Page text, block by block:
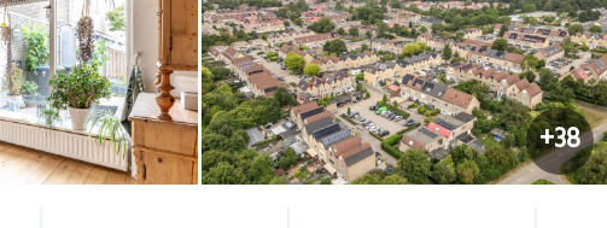
+38